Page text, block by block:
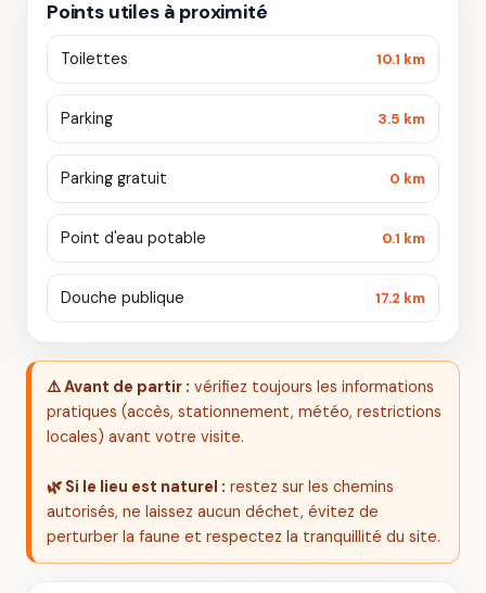
Points utiles à proximité
Toilettes 10.1 km
Parking 3.5 km
Parking gratuit 0 km
Point d'eau potable 0.1 km
Douche publique 17.2 km
⚠️ Avant de partir : vérifiez toujours les informations
pratiques (accès, stationnement, météo, restrictions
locales) avant votre visite.
🌿 Si le lieu est naturel : restez sur les chemins
autorisés, ne laissez aucun déchet, évitez de
perturber la faune et respectez la tranquillité du site.